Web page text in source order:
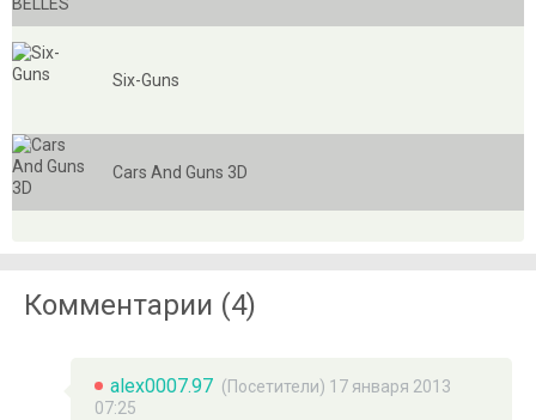
Six-Guns
Cars And Guns 3D
Комментарии (4)
alex0007.97 (Посетители) 17 января 2013
07:25